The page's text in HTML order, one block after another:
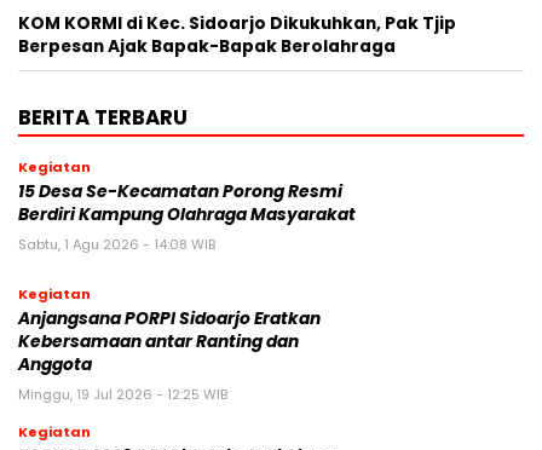
KOM KORMI di Kec. Sidoarjo Dikukuhkan, Pak Tjip
Berpesan Ajak Bapak-Bapak Berolahraga
BERITA TERBARU
Kegiatan
15 Desa Se-Kecamatan Porong Resmi
Berdiri Kampung Olahraga Masyarakat
Sabtu, 1 Agu 2026 - 14:08 WIB
Kegiatan
Anjangsana PORPI Sidoarjo Eratkan
Kebersamaan antar Ranting dan
Anggota
Minggu, 19 Jul 2026 - 12:25 WIB
Kegiatan